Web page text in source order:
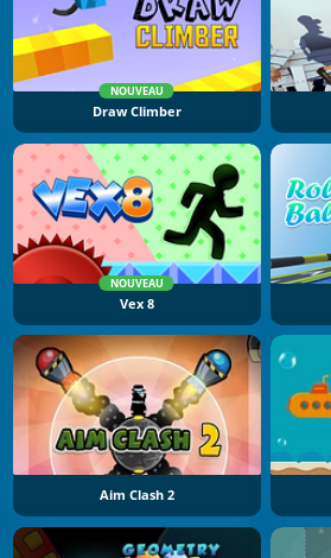
NOUVEAU
Draw Climber
NOUVEAU
Vex 8
Aim Clash 2